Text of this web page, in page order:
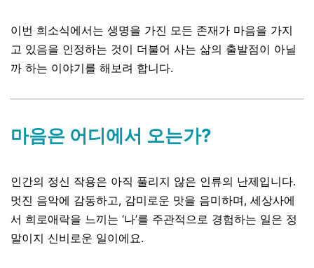
이번 희소식에서는 생명을 가진 모든 존재가 마음을 가지
고 있음을 인정하는 것이 더불어 사는 삶의 출발점이 아닐
까 하는 이야기를 해보려 합니다.
마음은 어디에서 오는가?
인간의 정신 작용은 아직 풀리지 않은 인류의 난제입니다.
멋진 음악에 감동하고, 감미로운 맛을 음미하며, 세상사에
서 희로애락을 느끼는 ‘나’를 주관적으로 경험하는 일은 정
말이지 신비로운 일이에요.